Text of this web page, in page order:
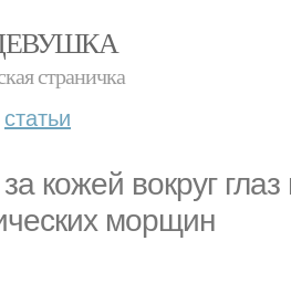
страничка
статьи
кожей вокруг
морщин